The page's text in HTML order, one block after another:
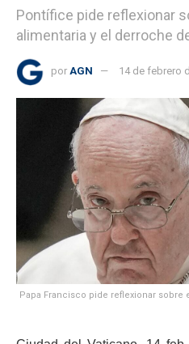
Pontífice pide reflexionar
alimentaria y el derroche
por AGN 14 de febrero
Papa Francisco pide reflexionar